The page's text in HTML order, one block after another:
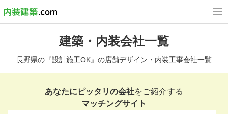
建築・内装会社一覧
長野県の『設計施工OK』の店舗デザイン・内装工事会社一覧
あなたにピッタリの会社をご紹介する
マッチングサイト